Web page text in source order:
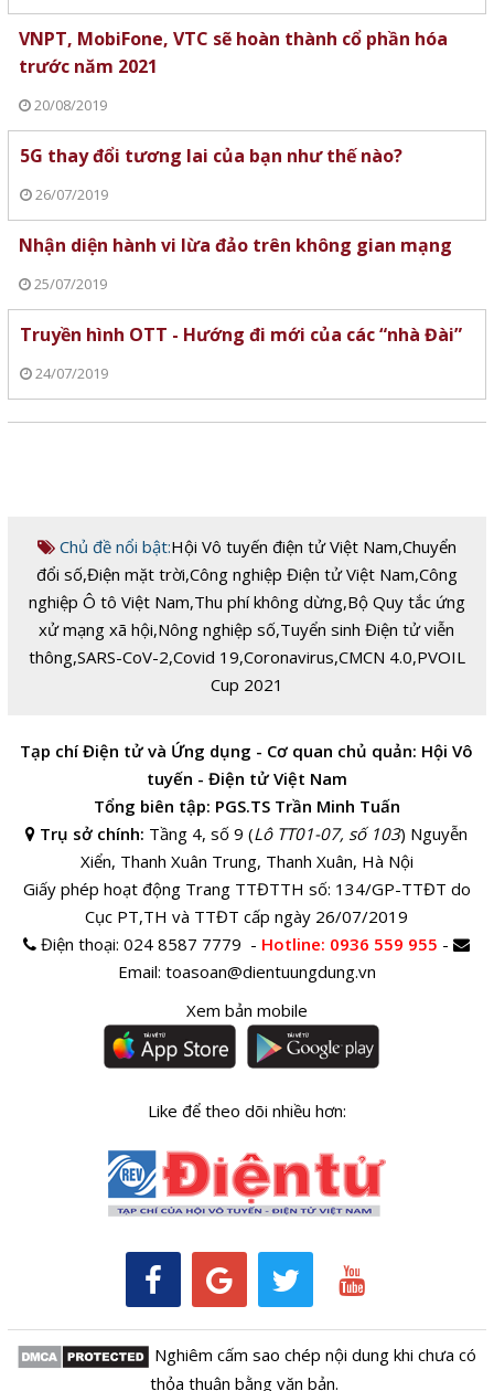
VNPT, MobiFone, VTC sẽ hoàn thành cổ phần hóa
trước năm 2021
20/08/2019
5G thay đổi tương lai của bạn như thế nào?
26/07/2019
Nhận diện hành vi lừa đảo trên không gian mạng
25/07/2019
Truyền hình OTT - Hướng đi mới của các “nhà Đài”
24/07/2019
Chủ đề nổi bật:Hội Vô tuyến điện tử Việt Nam,Chuyển
đổi số,Điện mặt trời,Công nghiệp Điện tử Việt Nam,Công
nghiệp Ô tô Việt Nam,Thu phí không dừng,Bộ Quy tắc ứng
xử mạng xã hội,Nông nghiệp số,Tuyển sinh Điện tử viễn
thông,SARS-CoV-2,Covid 19,Coronavirus,CMCN 4.0,PVOIL
Cup 2021
Tạp chí Điện tử và Ứng dụng - Cơ quan chủ quản: Hội Vô
tuyến - Điện tử Việt Nam
Tổng biên tập: PGS.TS Trần Minh Tuấn
Trụ sở chính: Tầng 4, số 9 (Lô TT01-07, số 103) Nguyễn
Xiển, Thanh Xuân Trung, Thanh Xuân, Hà Nội
Giấy phép hoạt động Trang TTĐTTH số: 134/GP-TTĐT do
Cục PT,TH và TTĐT cấp ngày 26/07/2019
Điện thoại:024 8587 7779 - Hotline: 0936 559 955 -
Email: toasoan@dientuungdung.vn
Xem bản mobile
Like để theo dõi nhiều hơn:
Nghiêm cấm sao chép nội dung khi chưa có
thỏa thuận bằng văn bản.